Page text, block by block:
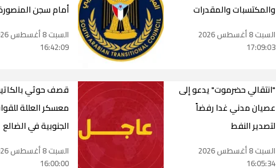
والمكتسبات والمقدرات
السبت 8 أغسطس 2026
17:09:03
أمام سجن
السبت
16:42:09
"انتقالي حضرموت" يدعو إلى
عصيان مدني غدا رفضاً
لتصدير النفط
السبت 8 أغسطس 2026
16:05:34
قصف حوثي
معسكر العللة
الجنوبية في الضالع
السبت
16:00:00